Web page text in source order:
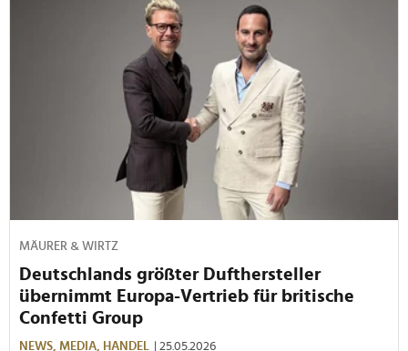
MÄURER & WIRTZ
Deutschlands größter Dufthersteller
übernimmt Europa-Vertrieb für britische
Confetti Group
NEWS, MEDIA, HANDEL | 25.05.2026